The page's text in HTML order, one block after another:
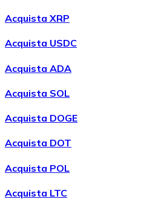
AcquistareAvalanche
AVAX
Acquista XRP
Acquista USDC
Acquista ADA
Acquista SOL
Acquista DOGE
Acquista DOT
Acquista POL
Acquista LTC